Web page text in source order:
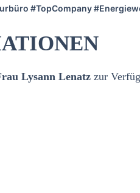
#TopCompany
Lysann Lenatz zur